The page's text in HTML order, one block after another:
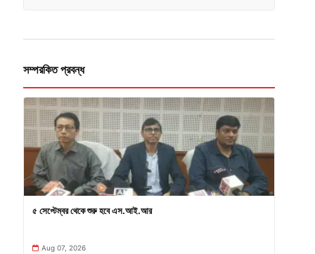
সম্পরকিত প্রবন্ধ
৫ সেপ্টেম্বর থেকে শুরু হবে এস.আই.আর
Aug 07, 2026